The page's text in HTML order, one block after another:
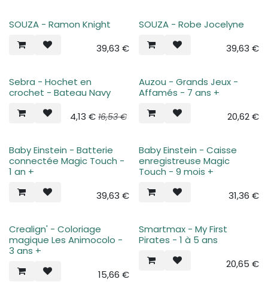
SOUZA - Ramon Knight
39,63 €
SOUZA - Robe Jocelyne
39,63 €
Sebra - Hochet en
crochet - Bateau Navy
4,13 € 16,53€
Auzou - Grands Jeux -
Affamés - 7 ans +
20,62€
Baby Einstein - Batterie
connectée Magic Touch -
1 an +
39,63 €
Baby Einstein - Caisse
enregistreuse Magic
Touch - 9 mois +
31,36 €
Crealign' - Coloriage
magique Les Animocolo -
3 ans +
15,66 €
Smartmax - My First
Pirates - 1 à 5 ans
20,65 €